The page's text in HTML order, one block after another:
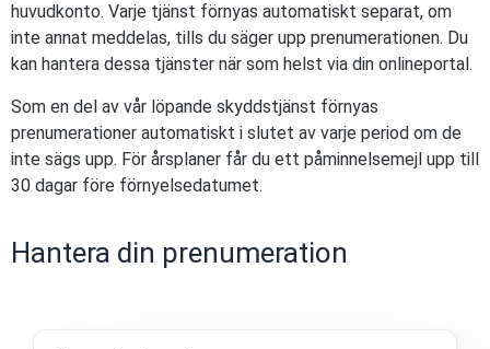
huvudkonto. Varje tjänst förnyas automatiskt separat, om
inte annat meddelas, tills du säger upp prenumerationen. Du
kan hantera dessa tjänster när som helst via din onlineportal.
Som en del av vår löpande skyddstjänst förnyas
prenumerationer automatiskt i slutet av varje period om de
inte sägs upp. För årsplaner får du ett påminnelsemejl upp till
30 dagar före förnyelsedatumet.
Hantera din prenumeration